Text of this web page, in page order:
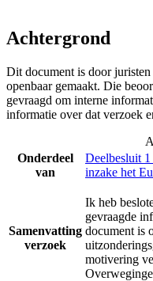
Achtergrond
Dit document is door
openbaar gemaakt. Die
gevraagd om interne
informatie over dat verzoek
Onderdeel
van
Deelbesluit 1
inzake het
Samenvatting
verzoek
Ik heb
gevraagde
document is
motivering